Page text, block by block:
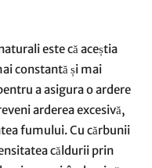
este că aceștia
constantă și mai
a asigura o ardere
arderea excesivă,
fumului. Cu cărbunii
căldurii prin